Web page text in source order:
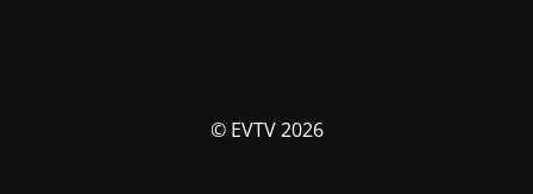
© EVTV 2026